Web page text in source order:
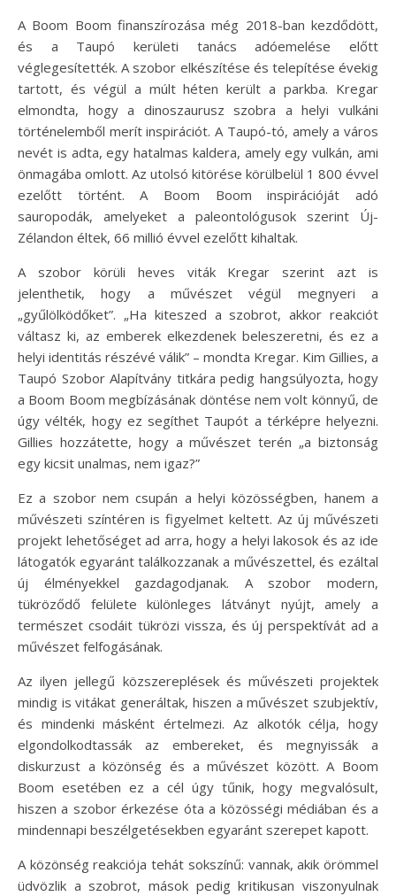
A Boom Boom finanszírozása még 2018-ban kezdődött,
és a Taupó kerületi tanács adóemelése előtt
véglegesítették. A szobor elkészítése és telepítése évekig
tartott, és végül a múlt héten került a parkba. Kregar
elmondta, hogy a dinoszaurusz szobra a helyi vulkáni
történelemből merít inspirációt. A Taupó-tó, amely a város
nevét is adta, egy hatalmas kaldera, amely egy vulkán, ami
önmagába omlott. Az utolsó kitörése körülbelül 1 800 évvel
ezelőtt történt. A Boom Boom inspirációját adó
sauropodák, amelyeket a paleontológusok szerint Új-
Zélandon éltek, 66 millió évvel ezelőtt kihaltak.
A szobor körüli heves viták Kregar szerint azt is
jelenthetik, hogy a művészet végül megnyeri a
„gyűlölködőket”. „Ha kiteszed a szobrot, akkor reakciót
váltasz ki, az emberek elkezdenek beleszeretni, és ez a
helyi identitás részévé válik” – mondta Kregar. Kim Gillies, a
Taupó Szobor Alapítvány titkára pedig hangsúlyozta, hogy
a Boom Boom megbízásának döntése nem volt könnyű, de
úgy vélték, hogy ez segíthet Taupót a térképre helyezni.
Gillies hozzátette, hogy a művészet terén „a biztonság
egy kicsit unalmas, nem igaz?”
Ez a szobor nem csupán a helyi közösségben, hanem a
művészeti színtéren is figyelmet keltett. Az új művészeti
projekt lehetőséget ad arra, hogy a helyi lakosok és az ide
látogatók egyaránt találkozzanak a művészettel, és ezáltal
új élményekkel gazdagodjanak. A szobor modern,
tükröződő felülete különleges látványt nyújt, amely a
természet csodáit tükrözi vissza, és új perspektívát ad a
művészet felfogásának.
Az ilyen jellegű közszereplések és művészeti projektek
mindig is vitákat generáltak, hiszen a művészet szubjektív,
és mindenki másként értelmezi. Az alkotók célja, hogy
elgondolkodtassák az embereket, és megnyissák a
diskurzust a közönség és a művészet között. A Boom
Boom esetében ez a cél úgy tűnik, hogy megvalósult,
hiszen a szobor érkezése óta a közösségi médiában és a
mindennapi beszélgetésekben egyaránt szerepet kapott.
A közönség reakciója tehát sokszínű: vannak, akik örömmel
üdvözlik a szobrot, mások pedig kritikusan viszonyulnak